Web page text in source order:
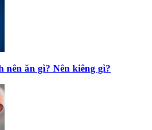
nên ăn gì? Nên kiêng gì?